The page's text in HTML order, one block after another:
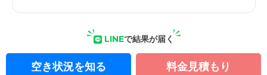
LINEで結果が届く
空き状況を知る 料金見積もり